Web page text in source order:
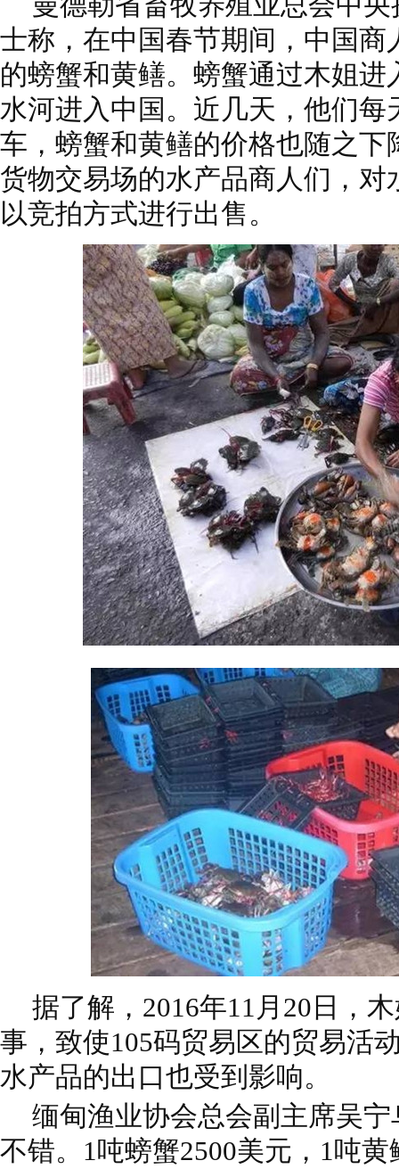
士称，在中国春节期间，中国商
的螃蟹和黄鳝。螃蟹通过木姐
水河进入中国。近几天，他们每
车，螃蟹和黄鳝的价格也随之下
货物交易场的水产品商人们，
以竞拍方式进行出售。
据了解，2016年11月20日，
事，致使105码贸易区的贸易活
水产品的出口也受到影响。
缅甸渔业协会总会副主席吴
不错。1吨螃蟹2500美元，1吨